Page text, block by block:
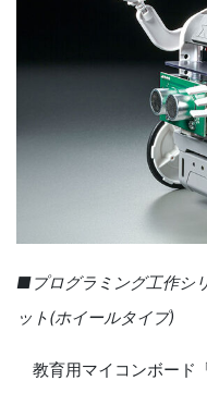
■プログラミング工作シ
ット(ホイールタイプ)
教育用マイコンボード